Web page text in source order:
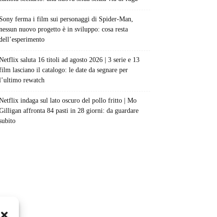
Sony ferma i film sui personaggi di Spider-Man,
nuovo progetto è in sviluppo: cosa resta
saluta 16 titoli ad agosto 2026 | 3 serie e 13
lasciano il catalogo: le date da segnare per
rewatch
indaga sul lato oscuro del pollo fritto | Mo
affronta 84 pasti in 28 giorni: da guardare